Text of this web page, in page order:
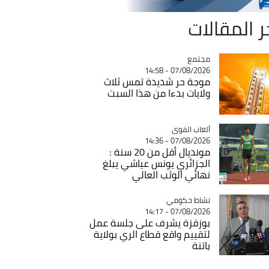
المقالات
Catégorie
مجتمع
07/08/2026 - 14:58
موجة حر شديدة تمس ثلاث
ولايات بدءا من هذا السبت
Catégorie
ألعاب القوى
07/08/2026 - 14:36
مونديال أقل من 20 سنة :
الجزائري يونس عياشي يبلغ
نهائي الوثب العالي
Catégorie
نشاط حكومي
07/08/2026 - 14:17
بوزقزة يشرف على جلسة عمل
لتقييم واقع قطاع الري بولاية
باتنة